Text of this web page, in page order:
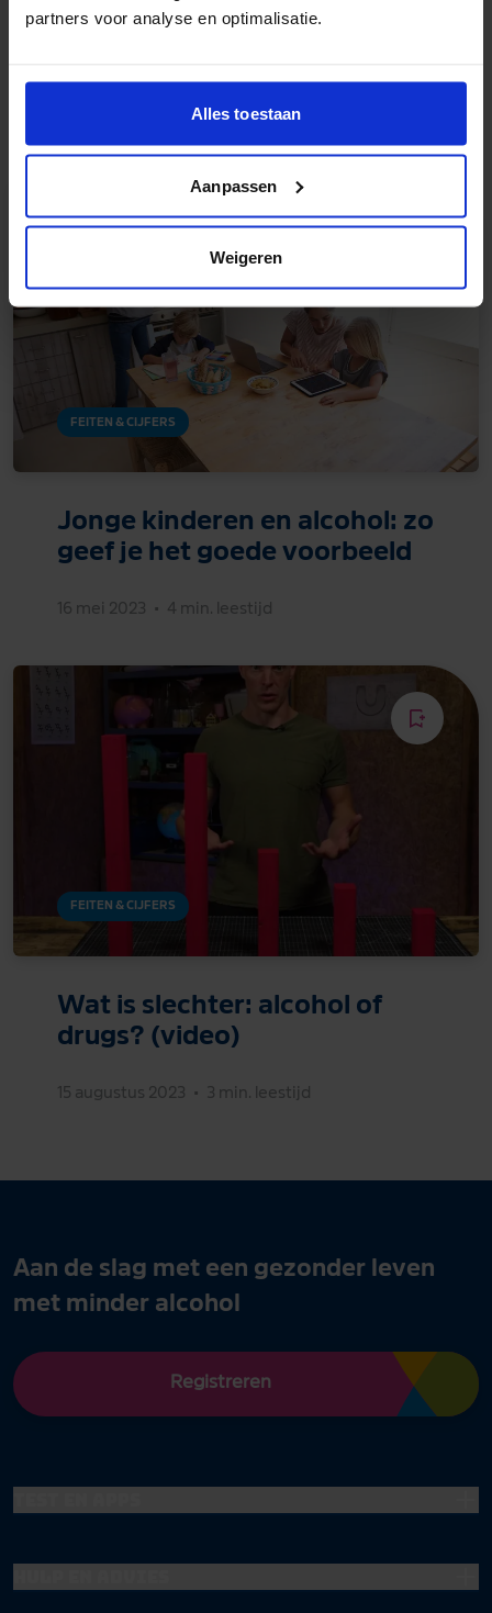
partners voor analyse en optimalisatie.
Alles toestaan
Aanpassen
Weigeren
Waarom raakt de één wel
verslaafd en de ander niet?
• 3 min. leestijd
FEITEN & CIJFERS
Jonge kinderen en alcohol: zo
geef je het goede voorbeeld
16 mei 2023 • 4 min. leestijd
FEITEN & CIJFERS
Wat is slechter: alcohol of
drugs? (video)
15 augustus 2023 • 3 min. leestijd
Aan de slag met een gezonder leven
met minder alcohol
Registreren